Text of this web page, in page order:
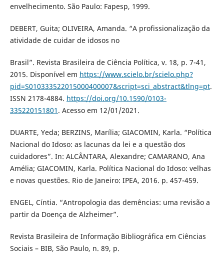
envelhecimento. São Paulo: Fapesp, 1999.
DEBERT, Guita; OLIVEIRA, Amanda. “A profissionalização da
atividade de cuidar de idosos no
Brasil”. Revista Brasileira de Ciência Política, v. 18, p. 7-41,
2015. Disponível em https://www.scielo.br/scielo.php?
pid=S010333522015000400007&script=sci_abstract&tlng=pt.
ISSN 2178-4884. https://doi.org/10.1590/0103-
335220151801 . Acesso em 12/01/2021.
DUARTE, Yeda; BERZINS, Marília; GIACOMIN, Karla. “Política
Nacional do Idoso: as lacunas da lei e a questão dos
cuidadores”. In: ALCÂNTARA, Alexandre; CAMARANO, Ana
Amélia; GIACOMIN, Karla. Política Nacional do Idoso: velhas
e novas questões. Rio de Janeiro: IPEA, 2016. p. 457-459.
ENGEL, Cíntia. “Antropologia das demências: uma revisão a
partir da Doença de Alzheimer”.
Revista Brasileira de Informação Bibliográfica em Ciências
Sociais – BIB, São Paulo, n. 89, p.